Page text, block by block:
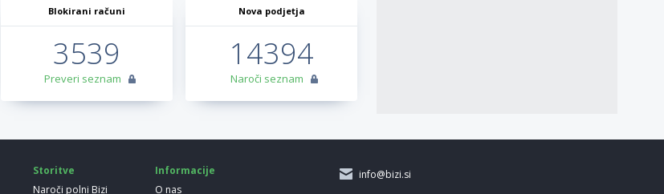
Blokirani računi
3539
Preveri seznam
Nova podjetja
14394
Naroči seznam
Storitve
Naroči polni Bizi
Informacije
O nas
info@bizi.si